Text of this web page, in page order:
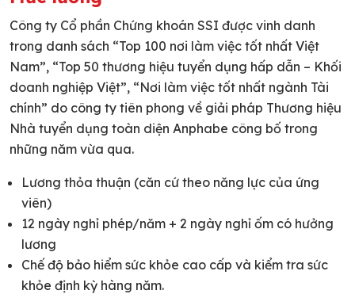
Công ty Cổ phần Chứng khoán SSI được vinh danh
trong danh sách “Top 100 nơi làm việc tốt nhất Việt
Nam”, “Top 50 thương hiệu tuyển dụng hấp dẫn – Khối
doanh nghiệp Việt”, “Nơi làm việc tốt nhất ngành Tài
chính” do công ty tiên phong về giải pháp Thương hiệu
Nhà tuyển dụng toàn diện Anphabe công bố trong
những năm vừa qua.
Lương thỏa thuận (căn cứ theo năng lực của ứng
viên)
12 ngày nghỉ phép/năm + 2 ngày nghỉ ốm có hưởng
lương
Chế độ bảo hiểm sức khỏe cao cấp và kiểm tra sức
khỏe định kỳ hàng năm.